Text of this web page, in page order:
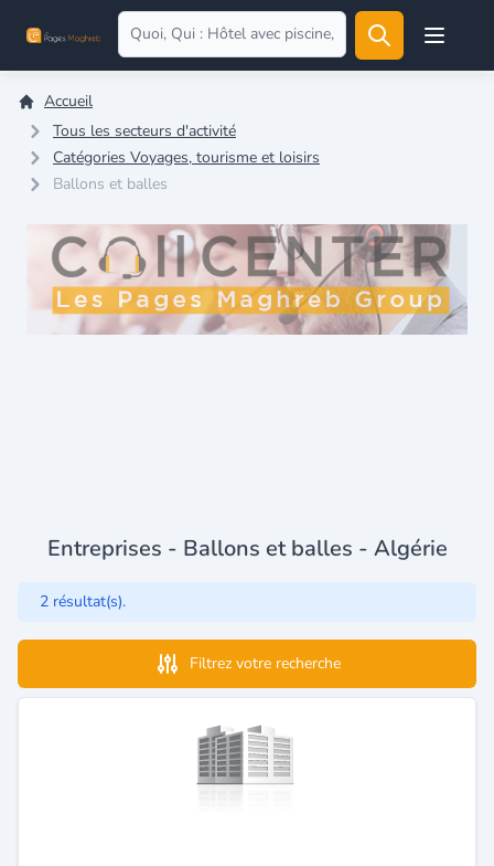
Open
Accueil
Tous les secteurs d'activité
Catégories Voyages, tourisme et loisirs
Ballons et balles
Entreprises - Ballons et balles - Algérie
2 résultat(s).
Filtrez votre recherche